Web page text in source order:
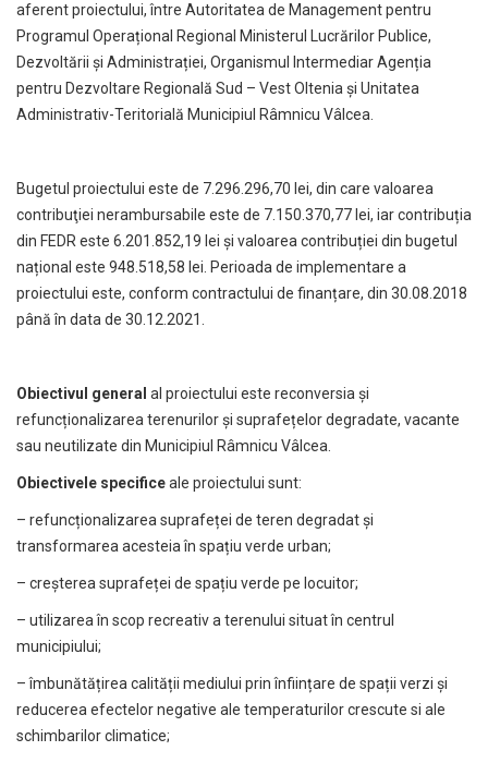
aferent proiectului, între Autoritatea de Management pentru
Programul Operațional Regional Ministerul Lucrărilor Publice,
Dezvoltării și Administrației, Organismul Intermediar Agenția
pentru Dezvoltare Regională Sud – Vest Oltenia și Unitatea
Administrativ-Teritorială Municipiul Râmnicu Vâlcea.
Bugetul proiectului este de 7.296.296,70 lei, din care valoarea
contribuţiei nerambursabile este de 7.150.370,77 lei, iar contribuția
din FEDR este 6.201.852,19 lei și valoarea contribuției din bugetul
național este 948.518,58 lei. Perioada de implementare a
proiectului este, conform contractului de finanțare, din 30.08.2018
până în data de 30.12.2021.
Obiectivul general al proiectului este reconversia și
refuncționalizarea terenurilor și suprafețelor degradate, vacante
sau neutilizate din Municipiul Râmnicu Vâlcea.
Obiectivele specificeale proiectului sunt:
– refuncționalizarea suprafeței de teren degradat și
transformarea acesteia în spațiu verde urban;
– creșterea suprafeței de spațiu verde pe locuitor;
– utilizarea în scop recreativ a terenului situat în centrul
municipiului;
– îmbunătățirea calității mediului prin înființare de spații verzi și
reducerea efectelor negative ale temperaturilor crescute si ale
schimbarilor climatice;